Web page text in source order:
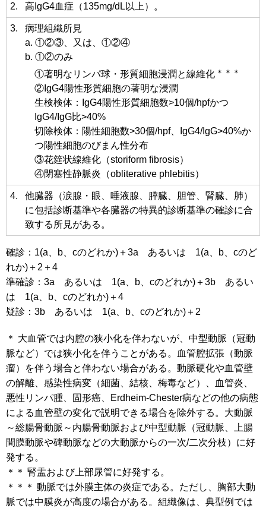
2. 高IgG4血症（135mg/dL以上）。
3.
病理組織所見
a. ①②③、又は、①②④
b. ①②のみ
①著明なリンパ球・形質細胞浸潤と線維化 ＊＊＊
②IgG4陽性形質細胞の著明な浸潤
生検検体：IgG4陽性形質細胞数>10個/hpfかつ
IgG4/IgG比>40%
切除検体：陽性細胞数>30個/hpf、IgG4/IgG>40%か
つ陽性細胞のびまん性分布
③花筵状線維化（storiform fibrosis）
④閉塞性静脈炎（obliterative phlebitis）
4.
他臓器（涙腺・眼、唾液腺、膵臓、胆管、腎臓、肺）
に包括診断基準や各臓器の特異的診断基準の確診に合
致する所見がある。
確診：1(a、b、cのどれか)＋3a あるいは 1(a、b、cのど
れか)＋2＋4
準確診：3a あるいは 1(a、b、cのどれか)＋3b あるい
は 1(a、b、cのどれか)＋4
疑診：3b あるいは 1(a、b、cのどれか)＋2
＊ 大血管では内腔の狭小化を伴わないが、中型動脈（冠動
脈など）では狭小化を伴うことがある。血管腔拡張（動脈
瘤）を伴う場合と伴わない場合がある。動脈硬化や血管壁
の解離、感染性病変（細菌、結核、梅毒など）、血管炎、
悪性リンパ腫、固形癌、Erdheim-Chester病などの他の病態
による血管壁の変化で説明できる場合を除外する。大動脈
～総腸骨動脈～内腸骨動脈および中型動脈（冠動脈、上腸
間膜動脈や碑動脈などの大動脈からの一次/二次分枝）に好
発する。
＊＊ 腎盂および上部尿管に好発する。
＊＊＊ 動脈では外膜主体の炎症である。ただし、胸部大動
脈では中膜炎が高度の場合がある。組織像は、典型例では